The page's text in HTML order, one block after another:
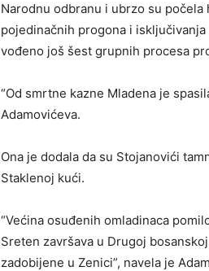
Narodnu odbranu i ubrzo su
pojedinačnih progona i
vođeno još šest grupnih procesa
“Od smrtne kazne Mladena je
Adamovićeva.
Ona je dodala da su Stojanovići
Staklenoj kući.
“Većina osuđenih omladinaca
Sreten završava u Drugoj
zadobijene u Zenici”, navela je